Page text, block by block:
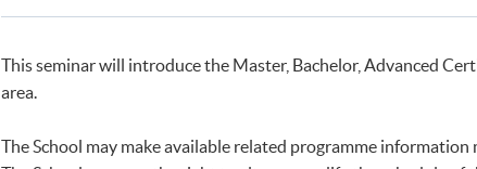
This seminar will introduce the Master, Bachelor, Advanced
area.
The School may make available related programme information